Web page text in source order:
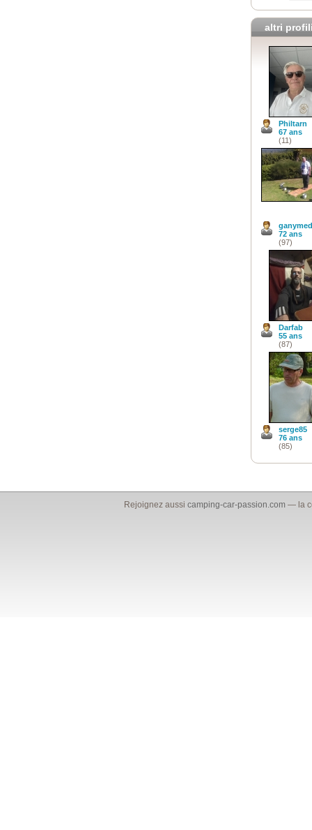
altri
Philtarn
67 ans
(11)
72 ans
(97)
Darfab
55 ans
(87)
serge85
76 ans
(85)
Rejoignez aussicamping-car-passion.com — la